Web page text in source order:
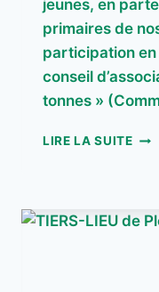
jeunes, en
primaires de
participation en
conseil
tonnes »
LIRE LA SUITENOS